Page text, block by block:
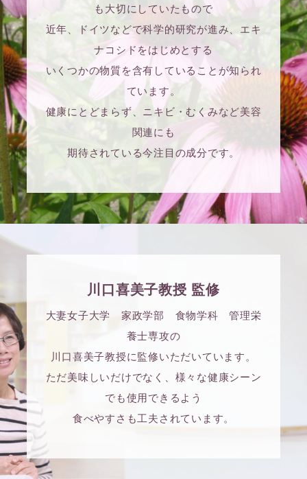
も大切にしていたもので
近年、ドイツなどで科学的研究が進み、エキ
ナコシドをはじめとする
いくつかの物質を含有していることが知られ
ています。
健康にとどまらず、ニキビ・むくみなど美容
関連にも
期待されている今注目の成分です。
川口喜美子教授 監修
大妻女子大学 家政学部 食物学科 管理栄
養士専攻の
川口喜美子教授に監修いただいています。
ただ美味しいだけでなく、様々な健康シーン
でも使用できるよう
食べやすさも工夫されています。